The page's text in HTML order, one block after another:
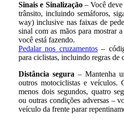
Sinais e Sinalização– Você deve
trânsito, incluindo semáforos,
way) inclusive nas faixas de
sinal com as mãos para mostrar
você está fazendo.
Pedalar nos cruzamentos–
para ciclistas, incluindo regras de
Distância segura – Mantenha
outros motociclistas e veículos.
menos dois segundos, quatro
ou outras condições adversas –
veículo da frente parar